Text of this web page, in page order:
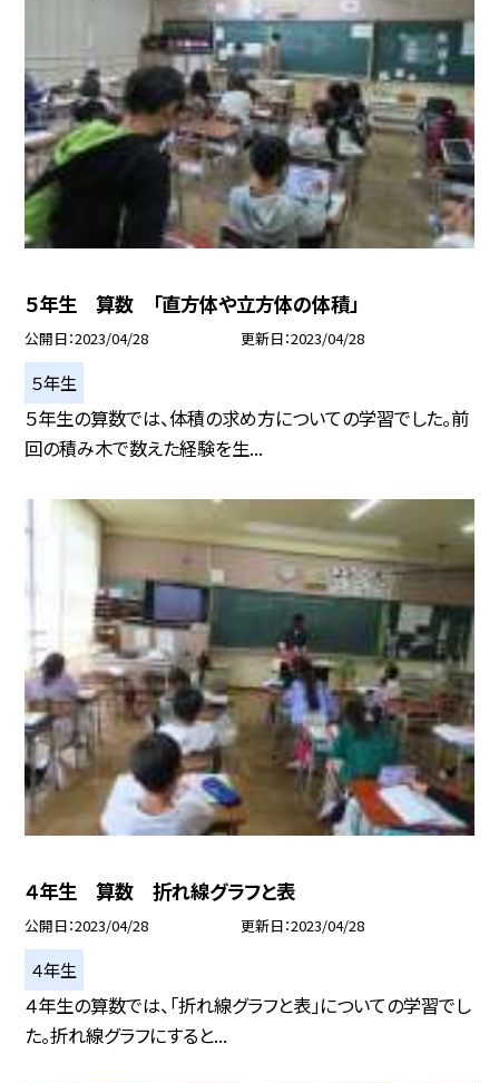
５年生 算数 「直方体や立方体の体積」
公開日 2023/04/28 更新日 2023/04/28
５年生
５年生の算数では、体積の求め方についての学習でした。前
回の積み木で数えた経験を生...
４年生 算数 折れ線グラフと表
公開日 2023/04/28 更新日 2023/04/28
４年生
４年生の算数では、「折れ線グラフと表」についての学習でし
た。折れ線グラフにすると...